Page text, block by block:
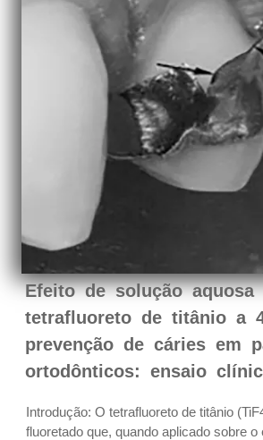
Efeito de solução aquosa
tetrafluoreto de titânio a
prevenção de cáries em
ortodônticos: ensaio
Introdução: O tetrafluoreto de titânio
fluoretado que, quando aplicado sobre o